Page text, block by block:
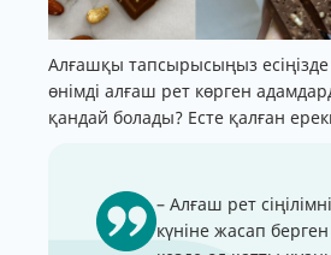
Алғашқы тапсырысыңыз есіңізде
өнімді алғаш рет көрген
қандай болады? Есте қалған
– Алғаш рет
күніне жасап